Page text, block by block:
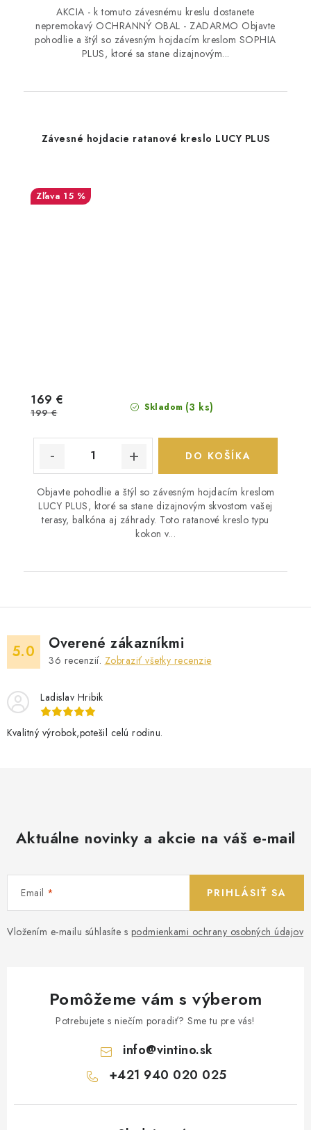
AKCIA - k tomuto závesnému kreslu dostanete
nepremokavý OCHRANNÝ OBAL - ZADARMO Objavte
pohodlie a štýl so závesným hojdacím kreslom SOPHIA
PLUS, ktoré sa stane dizajnovým...
Závesné hojdacie ratanové kreslo LUCY PLUS
15 %
Skladom (3 ks)
169 €
199 €
DO KOŠÍKA
Objavte pohodlie a štýl so závesným hojdacím kreslom
LUCY PLUS, ktoré sa stane dizajnovým skvostom vašej
terasy, balkóna aj záhrady. Toto ratanové kreslo typu
kokon v...
5.0 Overené zákazníkmi
36 recenzií. Zobraziť všetky recenzie
Ladislav Hribik
Kvalitný výrobok,potešil celú rodinu.
Aktuálne novinky a akcie na váš e-mail
Email
Vložením e-mailu súhlasíte s podmienkami ochrany osobných údajov
PRIHLÁSIŤ SA
Pomôžeme vám s výberom
Potrebujete s niečím poradiť? Sme tu pre vás!
info@vintino.sk
+421 940 020 025